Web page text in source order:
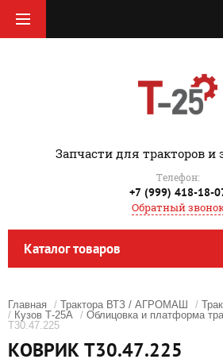
‎Запчасти для тракторов и
Телефон:
+7 (999) 418-18-
Обратный
Каталог товаров
Главная / Трактора ВТЗ / АГРОМАШ /
/ Кузов Т-25А / Облицовка и платформа
Т30.47.225
КОВРИК Т30.47.225